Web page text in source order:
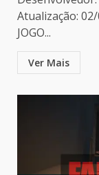
Atualização:
JOGO...
Ver Mais